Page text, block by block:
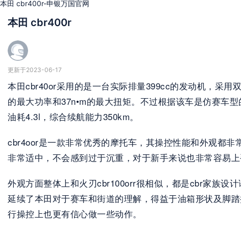
本田 cbr400r-申银万国官网
本田 cbr400r
更新于2023-06-17
本田cbr40or采用的是一台实际排量399cc的发动机，采用
的最大功率和37n•m的最大扭矩。不过根据该车是仿赛车
油耗4.3l，综合续航能力350km。
cbr4oor是一款非常优秀的摩托车，其操控性能和外观都
非常适中，不会感到过于沉重，对于新手来说也非常容易上
外观方面整体上和火刃cbr100orr很相似，都是cbr家族设
延续了本田对于赛车和街道的理解，得益于油箱形状及脚
行操控上也更有信心做一些动作。